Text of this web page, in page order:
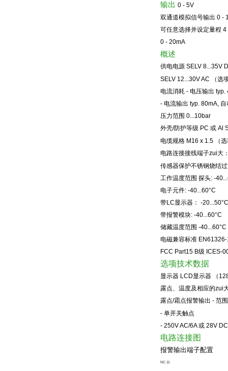
输出 0 - 5V
双通道模拟信号输出 0 -
可任意选择并设定量程 4
0 - 20mA
概述
供电电源 SELV 8...35V
SELV 12...30V AC （选
电流消耗 - 电压输出 typ.
- 电流输出 typ. 80mA,
压力范围 0...10bar
外壳/防护等级 PC 或 Al
电缆规格 M16 x 1.5 （
电路连接接线端子zui大
传感器保护不锈钢烧结
工作温度范围 探头: -
电子元件: -40...60°C
带LC显示器： -20...50°C
带报警模块: -40...60°C
储藏温度范围 -40...60°C
电磁兼容标准
FCC Part15 B级 ICES-
选项技术数据
显示器 LCD显示器
（
露点、温度及相应的zui
露点/霜点报警输出 - 范
- 单开关触点
- 250V AC/6A或 28V
电路连接图
报警输出端子配置
NC 11